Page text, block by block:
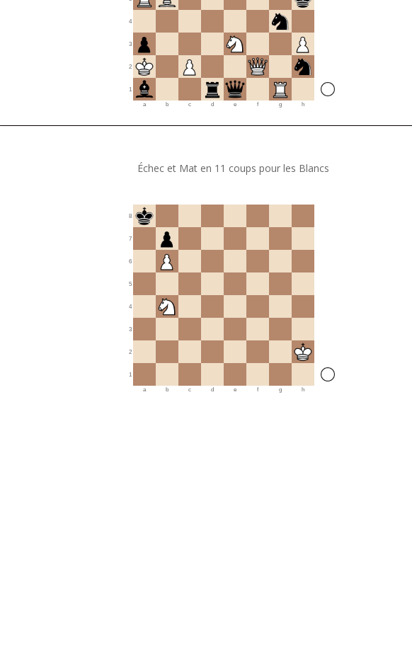
1
2
3
4
a b c d e f g h
Échec et Mat en 11 coups pour les Blancs
1
2
3
4
5
6
7
8
a b c d e f g h